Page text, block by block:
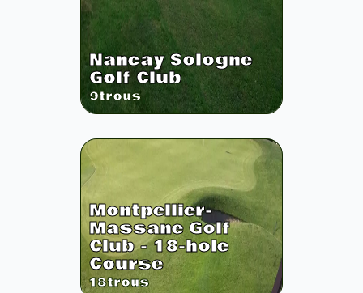
Nancay Sologne
Golf Club
9trous
Montpellier-
Massane Golf
Club - 18-hole
Course
18trous